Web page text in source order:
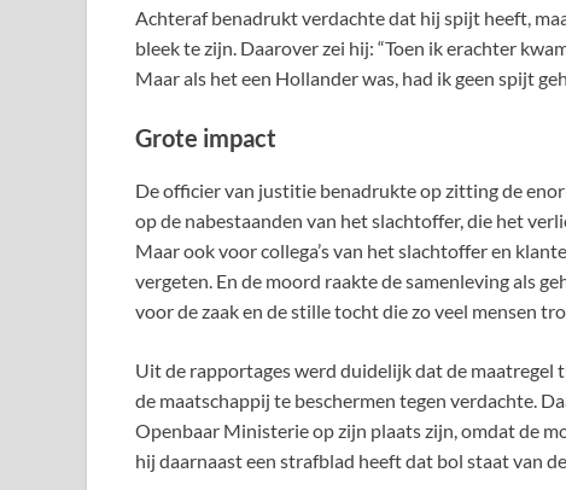
Achteraf benadrukt verdachte dat hij spijt heeft,
bleek te zijn. Daarover zei hij: “Toen ik erachter
Maar als het een Hollander was, had ik geen spijt
Grote impact
De officier van justitie benadrukte op zitting de
op de nabestaanden van het slachtoffer, die het
Maar ook voor collega’s van het slachtoffer en
vergeten. En de moord raakte de samenleving als
voor de zaak en de stille tocht die zo veel mensen
Uit de rapportages werd duidelijk dat de
de maatschappij te beschermen tegen verdachte.
Openbaar Ministerie op zijn plaats zijn, omdat de
hij daarnaast een strafblad heeft dat bol staat van